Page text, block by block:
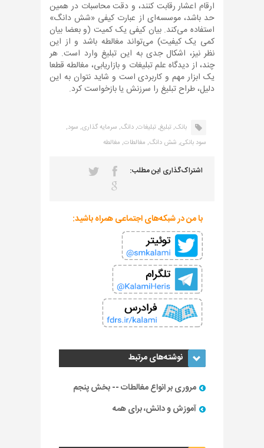
ارقام اعشار رقابت کنند، و دقت محاسبات در همین
حد باشد، موسسه‌ای از عبارت کیفی «شش دانگ»
استفاده می‌کند. بیان کیفی یک کمیت (و بعضا بیان
کمی یک کیفیت) می‌تواند مغالطه باشد و از این
نظر نیز، اشکال جدی به این تبلیغ وارد است. هر
چند، از دیدگاه علم تبلیغات و بازاریابی، مغالطه قطعا
یک ابزار مهم و کاربردی است و شاید نتوان به این
دلیل، طراح تبلیغ را سرزنش یا بازخواست کرد.
بانک,تبلیغ,تبلیغات,دانگ, سرمایه گذاری, سود,
سود بانکی, شش دانگ, مغالطات, مغالطه
اشتراک‌گذاری این مطلب:
با من در شبکه‌های اجتماعی همراه باشید:
نوشته‌های مرتبط
مروری بر انواع مغالطات -- بخش پنجم
آموزش و دانش، برای همه